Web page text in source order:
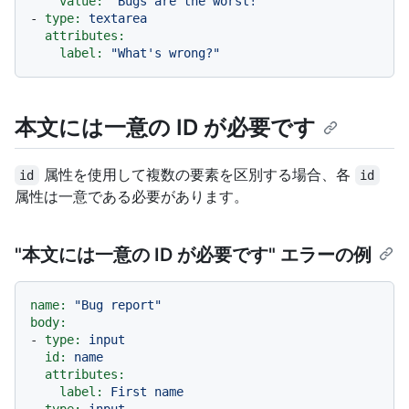
-
type:
textarea
attributes:
label:
"What's wrong?"
本文には一意の ID が必要です
id 属性を使用して複数の要素を区別する場合、各 id
属性は一意である必要があります。
"本文には一意の ID が必要です" エラーの例
name:
"Bug report"
body:
-
type:
input
id:
name
attributes:
label:
First
name